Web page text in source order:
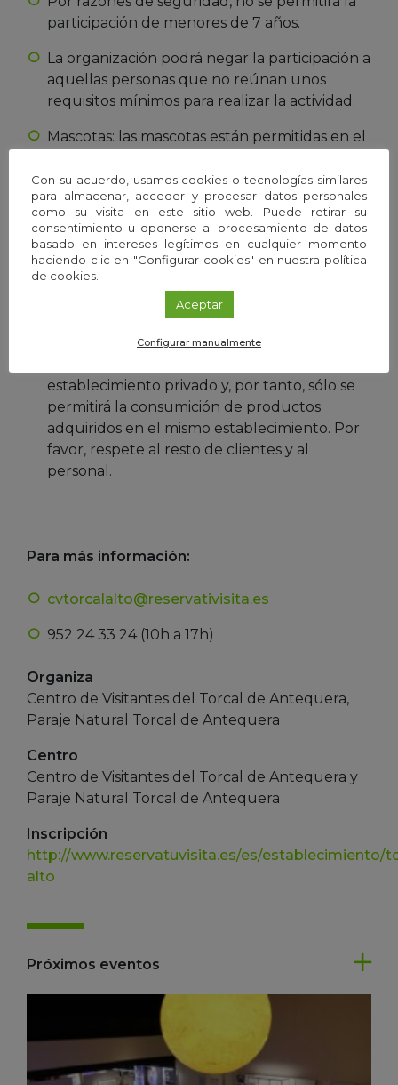
participación de menores de 7 años.
La organización podrá negar la participación a
aquellas personas que no reúnan unos
requisitos mínimos para realizar la actividad.
Mascotas: las mascotas están permitidas en el
y el propietario tenga toda la documentación
en regla. Debe tener en cuenta que se
encuentra en un Espacio Natural Protegido
con una reglamentación específica.
Picnic: en la zona del parking existen varias
mesas y bancos tipo picnic para que
cualquier persona que lo desee pueda
disfrutar de su comida. El Restaurante y las
establecimiento privado y, por tanto, sólo se
permitirá la consumición de productos
adquiridos en el mismo establecimiento. Por
favor, respete al resto de clientes y al
personal.
Para más información:
cvtorcalalto@reservativisita.es
952 24 33 24 (10h a 17h)
Organiza
Centro de Visitantes del Torcal de Antequera,
Paraje Natural Torcal de Antequera
Centro
Centro de Visitantes del Torcal de Antequera y
Paraje Natural Torcal de Antequera
Inscripción
http://www.reservatuvisita.es/es/establecimiento/
alto
Próximos eventos
Con su acuerdo, usamos cookies o tecnologías similares
para almacenar, acceder y procesar datos personales
como su visita en este sitio web. Puede retirar su
consentimiento u oponerse al procesamiento de datos
basado en intereses legítimos en cualquier momento
haciendo clic en "Configurar cookies" en nuestra política
de cookies.
Aceptar
Configurar manualmente